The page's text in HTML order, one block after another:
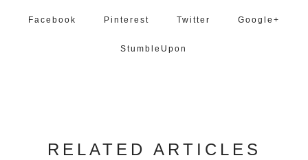
Facebook Pinterest Twitter Google+
StumbleUpon
RELATED ARTICLES